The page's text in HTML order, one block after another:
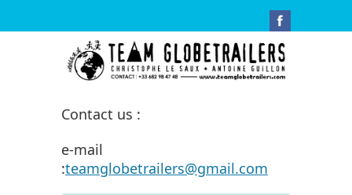
Contact us :
e-mail
:teamglobetrailers@gmail.com